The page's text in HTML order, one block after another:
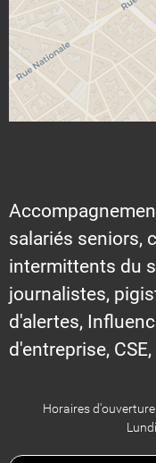
salariés seniors,
intermittents du
journalistes,
d'alertes,
d'entreprise,
Horaires